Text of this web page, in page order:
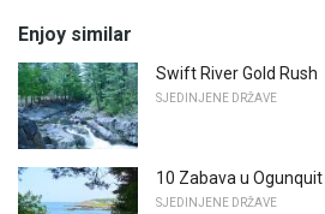
Enjoy similar
Swift River Gold Rush
SJEDINJENE DRŽAVE
10 Zabava u
SJEDINJENE DRŽAVE